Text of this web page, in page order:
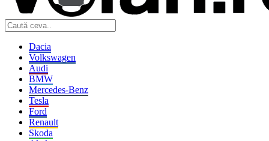
Dacia
Volkswagen
Audi
BMW
Mercedes-Benz
Tesla
Ford
Renault
Skoda